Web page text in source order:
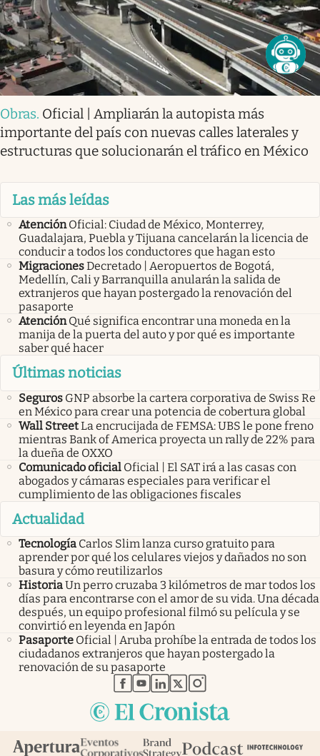
Obras. Oficial | Ampliarán la autopista más
importante del país con nuevas calles laterales y
estructuras que solucionarán el tráfico en México
Las más leídas
Atención Oficial: Ciudad de México, Monterrey,
Guadalajara, Puebla y Tijuana cancelarán la licencia de
conducir a todos los conductores que hagan esto
MigracionesDecretado | Aeropuertos de Bogotá,
Medellín, Cali y Barranquilla anularán la salida de
extranjeros que hayan postergado la renovación del
pasaporte
Atención Qué significa encontrar una moneda en la
manija de la puerta del auto y por qué es importante
saber qué hacer
Últimas noticias
Seguros GNP absorbe la cartera corporativa de Swiss Re
en México para crear una potencia de cobertura global
Wall StreetLa encrucijada de FEMSA: UBS le pone freno
mientras Bank of America proyecta un rally de 22% para
la dueña de OXXO
Comunicado oficial Oficial | El SAT irá a las casas con
abogados y cámaras especiales para verificar el
cumplimiento de las obligaciones fiscales
Actualidad
Tecnología Carlos Slim lanza curso gratuito para
aprender por qué los celulares viejos y dañados no son
basura y cómo reutilizarlos
HistoriaUn perro cruzaba 3 kilómetros de mar todos los
días para encontrarse con el amor de su vida. Una década
después, un equipo profesional filmó su película y se
convirtió en leyenda en Japón
Pasaporte Oficial | Aruba prohíbe la entrada de todos los
ciudadanos extranjeros que hayan postergado la
renovación de su pasaporte
abre en nueva pestaña
abre en nueva pestaña
abre en nueva pestaña
abre en nueva pestaña
abre en nueva pestaña